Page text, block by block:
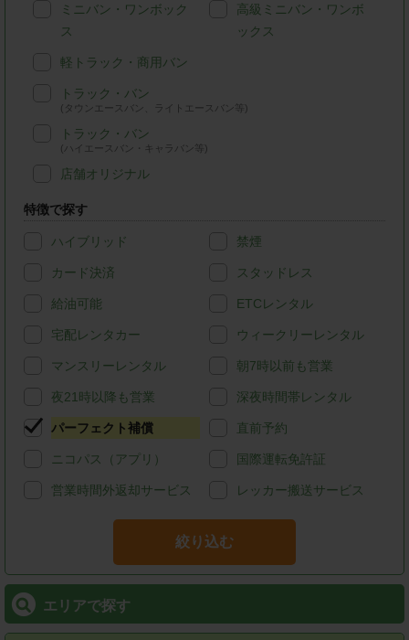
ミニバン・ワンボック
ス
高級ミニバン・ワンボ
ックス
軽トラック・商用バン
トラック・バン
(タウンエースバン、ライトエースバン等)
トラック・バン
(ハイエースバン・キャラバン等)
店舗オリジナル
特徴で探す
ハイブリッド 禁煙
カード決済 スタッドレス
給油可能 ETCレンタル
宅配レンタカー ウィークリーレンタル
マンスリーレンタル 朝7時以前も営業
夜21時以降も営業 深夜時間帯レンタル
パーフェクト補償 直前予約
ニコパス（アプリ） 国際運転免許証
営業時間外返却サービス レッカー搬送サービス
絞り込む
エリアで探す